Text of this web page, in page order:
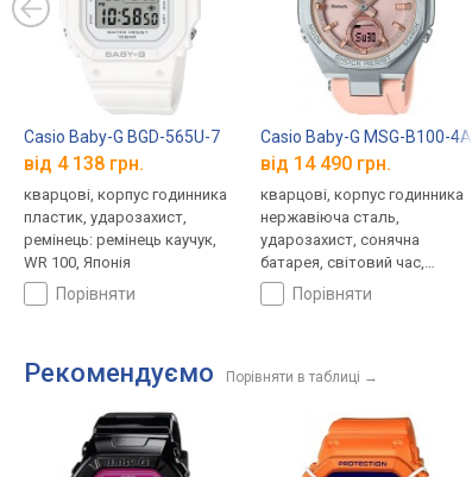
Casio Baby-G BGD-565U-7
від 4 138 грн.
кварцові, корпус годинника
пластик, ударозахист,
ремінець: ремінець каучук,
WR 100, Японія
порівняти
Casio Baby-G MSG-B100-4A
від 14 490 грн.
кварцові, корпус годинника
нержавіюча сталь,
ударозахист, сонячна
батарея, світовий час,
Bluetooth, ремінець: ремінець
каучук, WR 100, Японія
порівняти
Рекомендуємо Порівняти в таблиці →